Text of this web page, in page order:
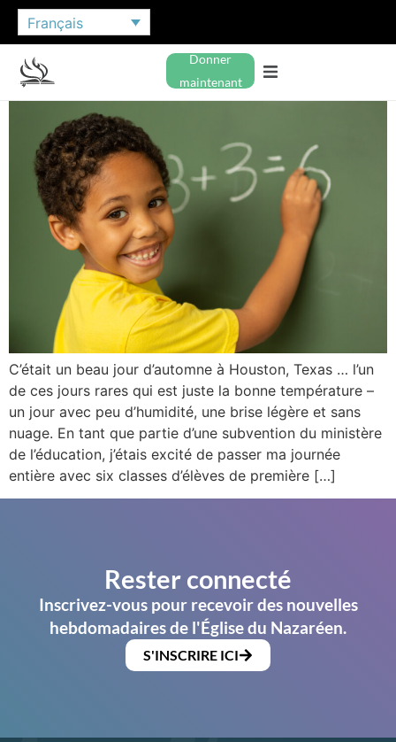
Français
Donner
maintenant
C’était un beau jour d’automne à Houston, Texas … l’un
de ces jours rares qui est juste la bonne température –
un jour avec peu d’humidité, une brise légère et sans
nuage. En tant que partie d’une subvention du ministère
de l’éducation, j’étais excité de passer ma journée
entière avec six classes d’élèves de première […]
Rester connecté
Inscrivez-vous pour recevoir des nouvelles
hebdomadaires de l'Église du Nazaréen.
S'INSCRIRE ICI